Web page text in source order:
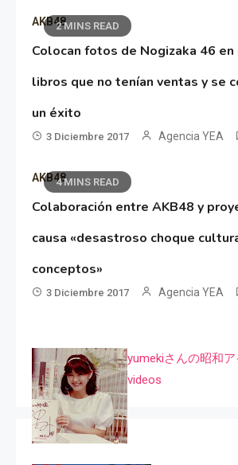
2 MINS READ
AKB48
Colocan fotos de Nogizaka 46
libros que no tenían ventas y se
un éxito
3 Diciembre 2017 Agencia YEA
4 MINS READ
AKB48
Colaboración entre AKB48 y
causa «desastroso choque
conceptos»
3 Diciembre 2017 Agencia YEA
yumekiさんの昭和
videos